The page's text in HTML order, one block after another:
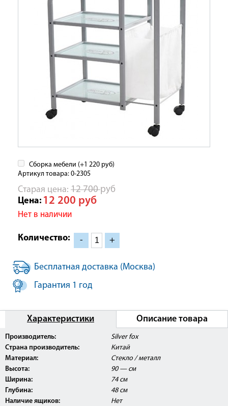
Сборка мебели (+1 220 руб)
Артикул товара: 0-2305
Cтарая цена: 12 700руб
Цена: 12 200 руб
Нет в наличии
Количество: - +
Бесплатная доставка (Москва)
Гарантия 1 год
Характеристики Описание товара
Производитель:
Silver fox
Страна производитель:
Китай
Материал:
Стекло / металл
Высота:
90 — см
Ширина:
74 см
Глубина:
48 см
Наличие ящиков:
Нет